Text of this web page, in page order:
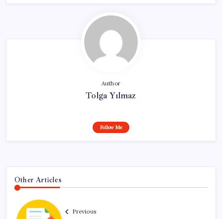
Author
Tolga Yılmaz
Follow Me
Other Articles
Previous